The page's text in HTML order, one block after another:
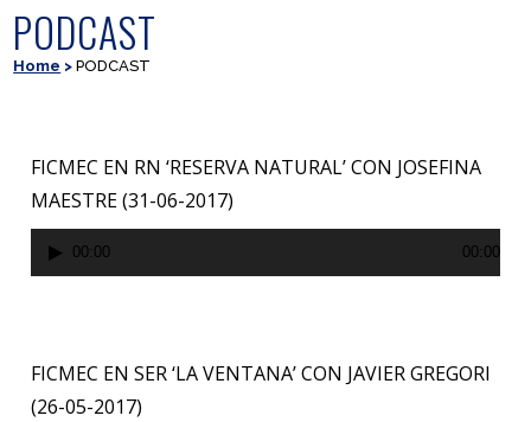
PODCAST
Home >PODCAST
FICMEC EN RN ‘RESERVA NATURAL’ CON JOSEFINA
MAESTRE (31-06-2017)
Reproductor
00:00 00:00
FICMEC EN SER ‘LA VENTANA’ CON JAVIER GREGORI
(26-05-2017)